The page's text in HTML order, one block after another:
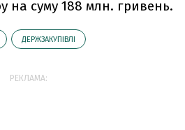
на суму 188 млн. гривень.
ДЕРЖЗАКУПІВЛІ
РЕКЛАМА: